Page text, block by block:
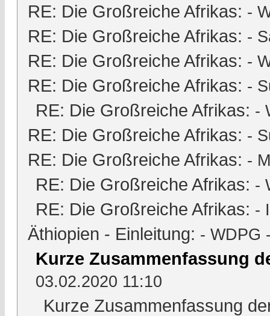
RE: Die Großreiche Afrikas: -
RE: Die Großreiche Afrikas: -
RE: Die Großreiche Afrikas: -
RE: Die Großreiche Afrikas: -
RE: Die Großreiche Afrikas: -
RE: Die Großreiche Afrikas: -
RE: Die Großreiche Afrikas: -
RE: Die Großreiche Afrikas: -
RE: Die Großreiche Afrikas: -
Äthiopien - Einleitung: - WDPG
Kurze Zusammenfassung
03.02.2020 11:10
Kurze Zusammenfassung